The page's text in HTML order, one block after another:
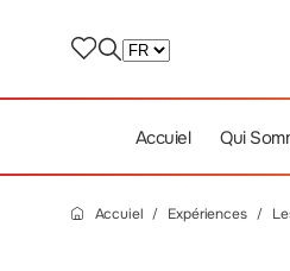
Accuiel Qui
Accuiel Expériences